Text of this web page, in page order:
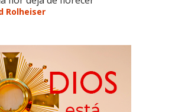
Rolheiser